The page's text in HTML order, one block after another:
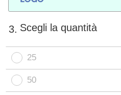
3. Scegli la quantità
25
50